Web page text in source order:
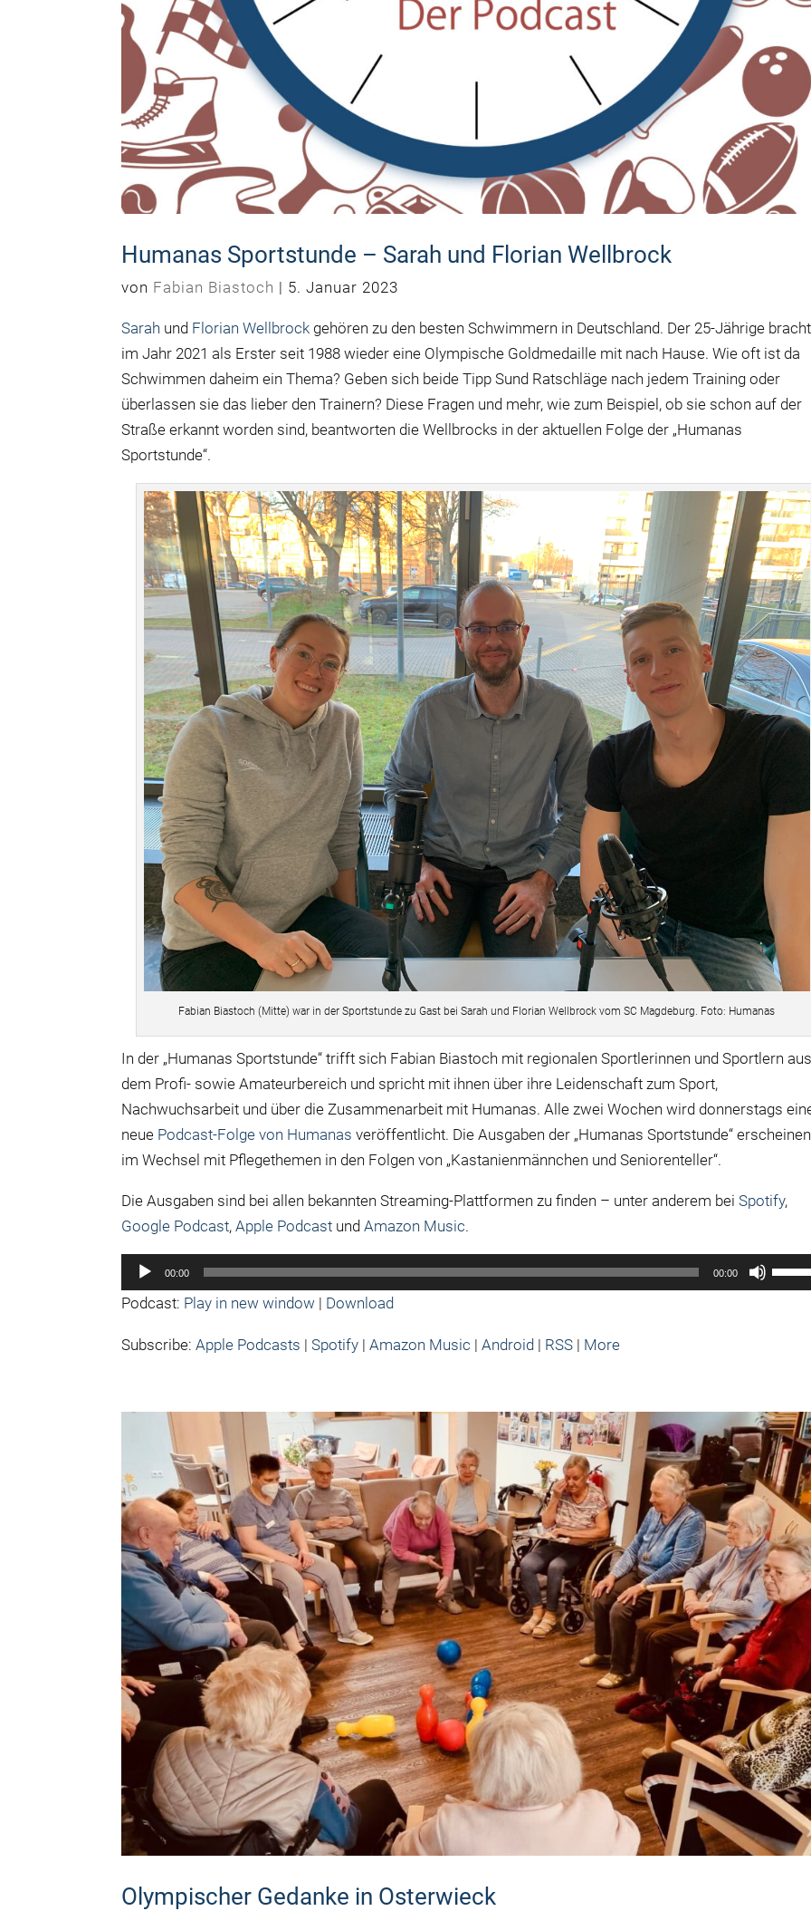
Humanas Sportstunde – Sarah und Florian Wellbrock
von Fabian Biastoch | 5. Januar 2023
Sarah und Florian Wellbrock gehören zu den besten Schwimmern in Deutschland. Der 25-Jährige
im Jahr 2021 als Erster seit 1988 wieder eine Olympische Goldmedaille mit nach Hause. Wie oft ist da
Schwimmen daheim ein Thema? Geben sich beide Tipp Sund Ratschläge nach jedem Training oder
überlassen sie das lieber den Trainern? Diese Fragen und mehr, wie zum Beispiel, ob sie schon auf der
Straße erkannt worden sind, beantworten die Wellbrocks in der aktuellen Folge der „Humanas
Sportstunde“.
Fabian Biastoch (Mitte) war in der Sportstunde zu Gast bei Sarah und Florian Wellbrock vom SC Magdeburg. Foto: Humanas
In der „Humanas Sportstunde“ trifft sich Fabian Biastoch mit regionalen Sportlerinnen und Sportlern
dem Profi- sowie Amateurbereich und spricht mit ihnen über ihre Leidenschaft zum Sport,
Nachwuchsarbeit und über die Zusammenarbeit mit Humanas. Alle zwei Wochen wird donnerstags
neue Podcast-Folge von Humanas veröffentlicht. Die Ausgaben der „Humanas Sportstunde“ erscheinen
im Wechsel mit Pflegethemen in den Folgen von „Kastanienmännchen und Seniorenteller“.
Die Ausgaben sind bei allen bekannten Streaming-Plattformen zu finden – unter anderem beiSpotify,
Google Podcast,Apple Podcast undAmazon Music.
Audio-
Player
00:00 00:00
zu
Podcast: Play in new window | Download
Subscribe:Apple Podcasts |Spotify |Amazon Music |Android | RSS | More
Olympischer Gedanke in Osterwieck